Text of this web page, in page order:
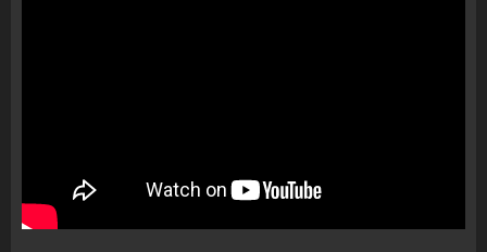
1
“bosen” Joana Nano për
abuzim me fondet publike dhe
pasuri të pajustifikuar